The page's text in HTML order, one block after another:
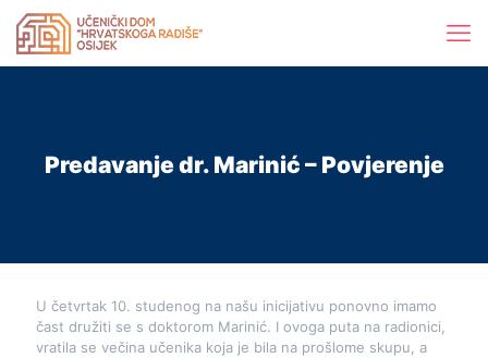
Predavanje dr. Marinić – Povjerenje
U četvrtak 10. studenog na našu inicijativu ponovno imamo
čast družiti se s doktorom Marinić. I ovoga puta na radionici,
vratila se večina učenika koja je bila na prošlome skupu, a